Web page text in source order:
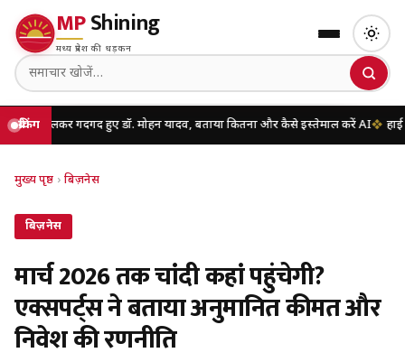
MPShining
मध्य प्रदेश की धड़कन
ब्रेकिंग
गदगद हुए डॉ. मोहन यादव, बताया कितना और कैसे इस्तेमाल करें AI हाई कोर्ट की
मुख्य पृष्ठ › बिज़नेस
बिज़नेस
मार्च 2026 तक चांदी कहां पहुंचेगी?
एक्सपर्ट्स ने बताया अनुमानित कीमत और
निवेश की रणनीति